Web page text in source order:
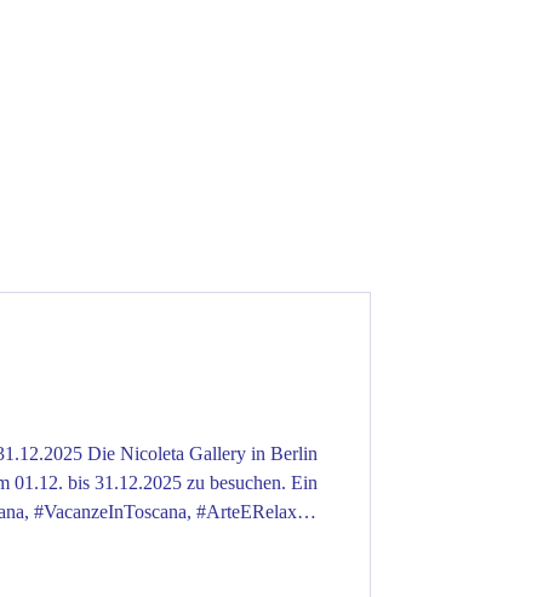
Gallery in Berlin
01.12. bis 31.12.2025 zu besuchen. Ein
#VacanzeInToscana, #ArteERelax